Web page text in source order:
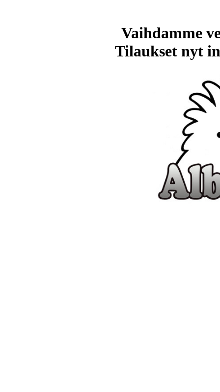
Vaihdamme
Tilaukset nyt